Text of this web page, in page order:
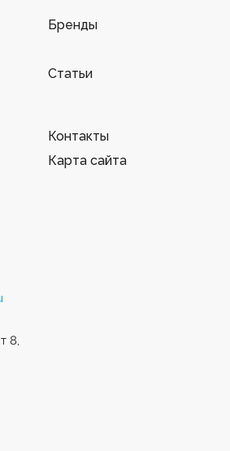
Бренды
Статьи
Контакты
Карта сайта
8,